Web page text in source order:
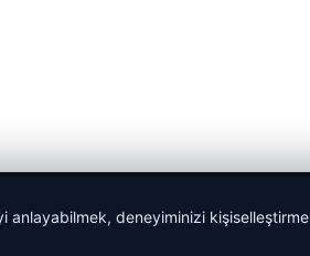
anlayabilmek, deneyiminizi